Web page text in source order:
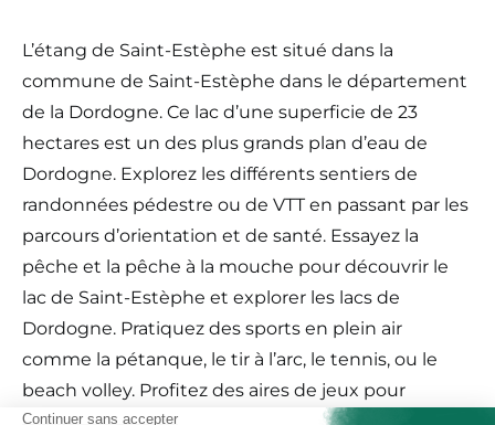
L’étang de Saint-Estèphe est situé dans la
commune de Saint-Estèphe dans le département
de la Dordogne. Ce lac d’une superficie de 23
hectares est un des plus grands plan d’eau de
Dordogne. Explorez les différents sentiers de
randonnées pédestre ou de VTT en passant par les
parcours d’orientation et de santé. Essayez la
pêche et la pêche à la mouche pour découvrir le
lac de Saint-Estèphe et explorer les lacs de
Dordogne. Pratiquez des sports en plein air
comme la pétanque, le tir à l’arc, le tennis, ou le
beach volley. Profitez des aires de jeux pour